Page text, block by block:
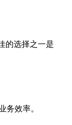
的选择之一是
务效率。